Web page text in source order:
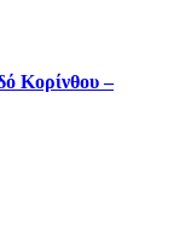
Κορίνθου –